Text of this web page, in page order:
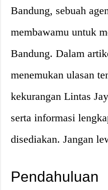
Bandung, sebuah
membawamu untuk
Bandung. Dalam
menemukan ulasan
kekurangan Lintas
serta informasi
disediakan. Jangan
Pendahuluan